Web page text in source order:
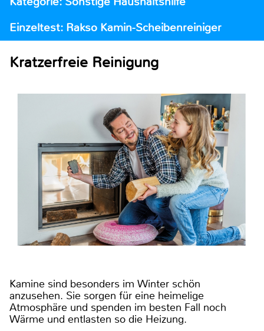
Einzeltest: Rakso Kamin-Scheibenreiniger
Kratzerfreie Reinigung
Kamine sind besonders im Winter schön
anzusehen. Sie sorgen für eine heimelige
Atmosphäre und spenden im besten Fall noch
Wärme und entlasten so die Heizung.